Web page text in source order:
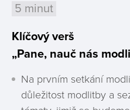
5 minut
Klíčový verš
„Pane, nauč nás
Na prvním setkání
důležitost modlitby a